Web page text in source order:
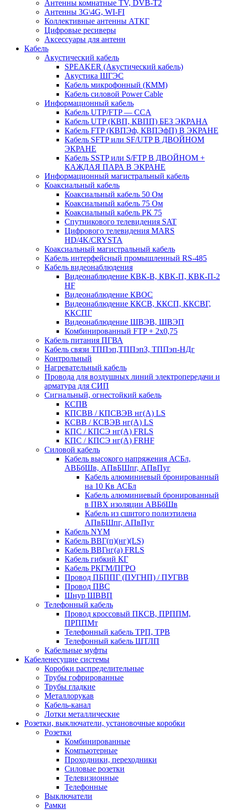
Антенны комнатные TV, DVB-T2
Антенны 3G\4G, WI-FI
Коллективные антенны АТКГ
Цифровые ресиверы
Аксессуары для антенн
Кабель
Акустический кабель
SPEAKER (Акустический кабель)
Акустика ШГЭС
Кабель микрофонный (КММ)
Кабель силовой Power Cable
Информационный кабель
Кабель UTP/FTP — CCA
Кабель UTP (КВП, КВПП) БЕЗ ЭКРАНА
Кабель FTP (КВПЭф, КВПЭфП) В ЭКРАНЕ
Кабель SFTP или SF/UTP В ДВОЙНОМ
ЭКРАНЕ
Кабель SSTP или S/FTP В ДВОЙНОМ +
КАЖДАЯ ПАРА В ЭКРАНЕ
Информационный магистральный кабель
Коаксиальный кабель
Коаксиальный кабель 50 Ом
Коаксиальный кабель 75 Ом
Коаксиальный кабель РК 75
Спутникового телевидения SAT
Цифрового телевидения MARS
HD/4K/CRYSTA
Коаксиальный магистральный кабель
Кабель интерфейсный промышленный RS-485
Кабель видеонаблюдения
Видеонаблюдение КВК-В, КВК-П, КВК-П-2
HF
Видеонаблюдение КВОС
Видеонаблюдение ККСВ, ККСП, ККСВГ,
ККСПГ
Видеонаблюдение ШВЭВ, ШВЭП
Комбинированный FTP + 2х0,75
Кабель питания ПГВА
Кабель связи ТППэп,ТППэпЗ, ТППэп-НДг
Контрольный
Нагревательный кабель
Провода для воздушных линий электропередачи и
арматура для СИП
Сигнальный, огнестойкий кабель
КСПВ
КПСВВ / КПСВЭВ нг(А) LS
КСВВ / КСВЭВ нг(А) LS
КПС / КПСЭ нг(А) FRLS
КПС / КПСЭ нг(А) FRHF
Силовой кабель
Кабель высокого напряжения АСБл,
АВБбШв, АПвБШпг, АПвПуг
Кабель алюминиевый бронированный
на 10 Кв АСБл
Кабель алюминиевый бронированный
в ПВХ изоляции АВБбШв
Кабель из сшитого полиэтилена
АПвБШпг, АПвПуг
Кабель NYM
Кабель ВВГ(п)(нг)(LS)
Кабель ВВГнг(а) FRLS
Кабель гибкий КГ
Кабель РКГМ/ПГРО
Провод ПБППГ (ПУГНП) / ПУГВВ
Провод ПВС
Шнур ШВВП
Телефонный кабель
Провод кроссовый ПКСВ, ПРППМ,
ПРППМт
Телефонный кабель ТРП, ТРВ
Телефонный кабель ШТЛП
Кабельные муфты
Кабеленесущие системы
Коробки распределительные
Трубы гофрированные
Трубы гладкие
Металлорукав
Кабель-канал
Лотки металлические
Розетки, выключатели, установочные коробки
Розетки
Комбинированные
Компьютерные
Проходники, переходники
Силовые розетки
Телевизионные
Телефонные
Выключатели
Рамки